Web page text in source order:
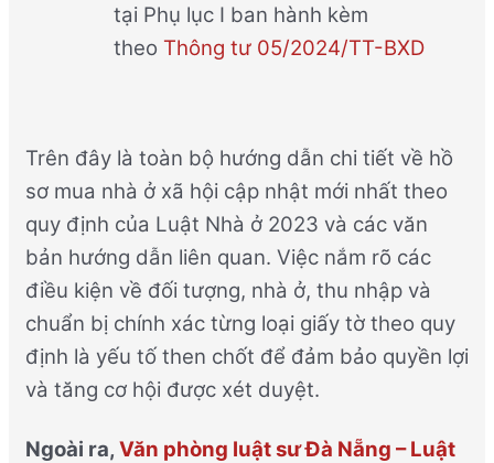
tại Phụ lục I ban hành kèm
theo Thông tư 05/2024/TT-BXD
Trên đây là toàn bộ hướng dẫn chi tiết về hồ
sơ mua nhà ở xã hội cập nhật mới nhất theo
quy định của Luật Nhà ở 2023 và các văn
bản hướng dẫn liên quan. Việc nắm rõ các
điều kiện về đối tượng, nhà ở, thu nhập và
chuẩn bị chính xác từng loại giấy tờ theo quy
định là yếu tố then chốt để đảm bảo quyền lợi
và tăng cơ hội được xét duyệt.
Ngoài ra, Văn phòng luật sư Đà Nẵng – Luật